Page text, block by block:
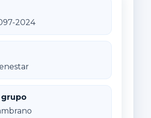
2024